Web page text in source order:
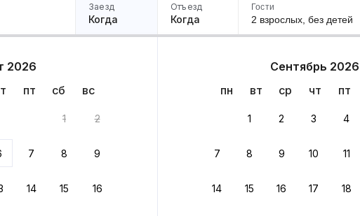
Заезд
Когда
Отъезд
Когда
2026
пт сб вс
1 2
7 8 9
14 15 16
Сентябрь 2026
пн
вт ср чт пт
1 2 3 4
7 8 9 10 11
14 15 16 17 18
Гости
2 взрослых, без детей
3 366 вариантов